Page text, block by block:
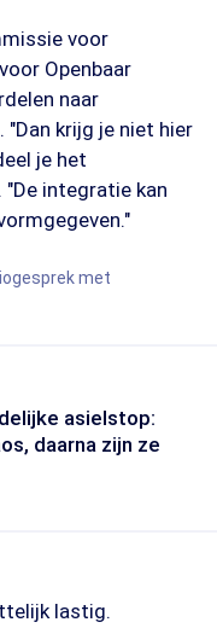
voor
Openbaar
naar
krijg je niet hier
je het
integratie kan
met
asielstop:
daarna zijn ze
lastig.